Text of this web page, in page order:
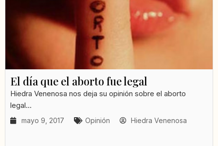
El día que el aborto fue legal
Hiedra Venenosa nos deja su opinión sobre el aborto
legal...
mayo 9, 2017 Opinión Hiedra Venenosa